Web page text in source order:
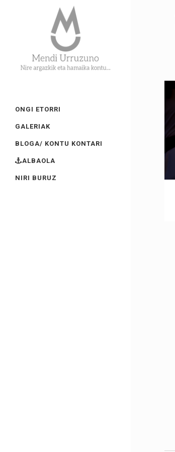
ONGI ETORRI
GALERIAK
BLOGA/ KONTU KONTARI
ALBAOLA
NIRI BURUZ